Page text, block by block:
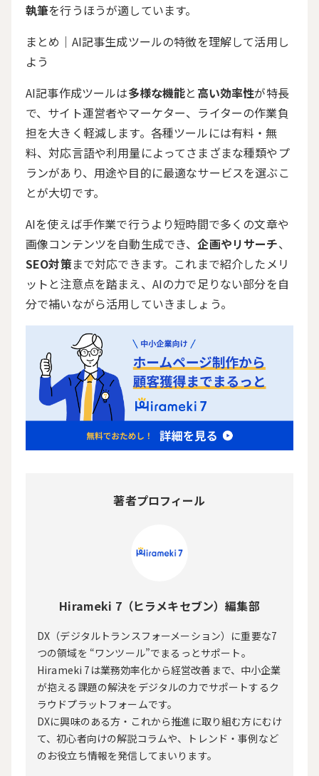
執筆を行うほうが適しています。
まとめ｜AI記事生成ツールの特徴を理解して活用し
よう
AI記事作成ツールは多様な機能と 高い効率性が特長
で、サイト運営者やマーケター、ライターの作業負
担を大きく軽減します。各種ツールには有料・無
料、対応言語や利用量によってさまざまな種類やプ
ランがあり、用途や目的に最適なサービスを選ぶこ
とが大切です。
AIを使えば手作業で行うより短時間で多くの文章や
画像コンテンツを自動生成でき、企画やリサーチ、
SEO対策まで対応できます。これまで紹介したメリ
ットと注意点を踏まえ、AIの力で足りない部分を自
分で補いながら活用していきましょう。
著者プロフィール
Hirameki 7（ヒラメキセブン）編集部
DX（デジタルトランスフォーメーション）に重要な7
つの領域を “ワンツール”でまるっとサポート。
Hirameki 7は業務効率化から経営改善まで、中小企業
が抱える課題の解決をデジタルの力でサポートするク
ラウドプラットフォームです。
DXに興味のある方・これから推進に取り組む方にむけ
て、初心者向けの解説コラムや、トレンド・事例など
のお役立ち情報を発信してまいります。